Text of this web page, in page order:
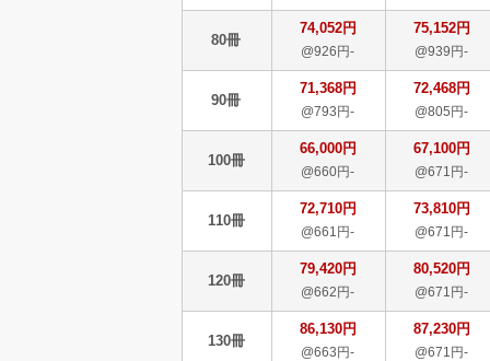
80冊
74,052円
@926円-
75,152円
@939円-
90冊
71,368円
@793円-
72,468円
@805円-
100冊
66,000円
@660円-
67,100円
@671円-
110冊
72,710円
@661円-
73,810円
@671円-
120冊
79,420円
@662円-
80,520円
@671円-
130冊
86,130円
@663円-
87,230円
@671円-